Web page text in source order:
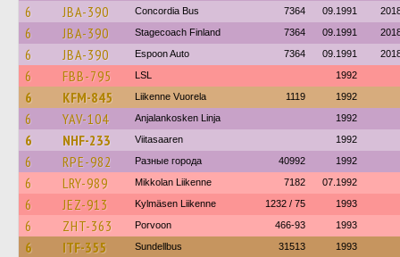
6 JBA-390 Concordia Bus 7364 09.1991
6 JBA-390 Stagecoach Finland 7364 09.1991
6 JBA-390 Espoon Auto 7364 09.1991
6 FBB-795 LSL 1992
6 KFM-845 Liikenne Vuorela 1119 1992
6 YAV-104 Anjalankosken Linja 1992
6 NHF-233 Viitasaaren 1992
6 RPE-982 Разные города 40992 1992
6 LRY-989 Mikkolan Liikenne 7182 07.1992
6 JEZ-913 Kylmäsen Liikenne 1232 / 75 1993
6 ZHT-363 Porvoon 466-93 1993
6 ITF-355 Sundellbus 31513 1993